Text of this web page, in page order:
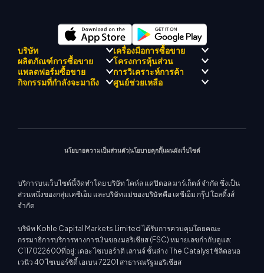
บริษัท
การปฏิบัติตามกฎระเบียบ
เกี่ยวกับ KCM เทรด
ทีมดริฟท์เทรด เคซีเอ็ม
เครื่องมือการซื้อขาย
KCM เทรด AI ที่ปรึกษา
ศูนย์สัญญาณเทรด เคซีเอ็ม
ปฏิทินเศรษฐกิ
ผลิตภัณฑ์การซื้อขาย
Forex
โครงการหุ้นส่วน
แนะนำโปรแกรมโบรกเกอร์
แพลตฟอร์มซื้อขาย การวิเคราะห์การค้า
กิจกรรมที่กำลังจะมาถึง ศูนย์ช่วยเหลือ
นโยบายความเป็นส่วนตัวนโยบายคุกกี้ แผนผังเว็บไซต์
บริการบนเว็บไซต์นี้จัดทำโดย บริษัท โคห์ล แคปิตอล มาร์เก็ตส์ จำกัด ซึ่งเป็น
ส่วนหนึ่งของกลุ่มเคซีเอ็ม และบริษัทแม่ของบริษัทคือ เคซีเอ็ม กรุ๊ป โฮลดิ้งส์
จำกัด
บริษัท Kohle Capital Markets Limited ได้รับการควบคุมโดยคณะ
กรรมาธิการบริการทางการเงินของมอริเชียส (FSC) หมายเลขกำกับดูแล:
C117022600ที่อยู่: เดอะ ไซเบอร์าติ เลานจ์ ชั้นล่าง The Catalyst ซิลิคอนอ
เวนิว 40 ไซเบอร์ซิตี้ เอเบน 72201 สาธารณรัฐมอริเชียส